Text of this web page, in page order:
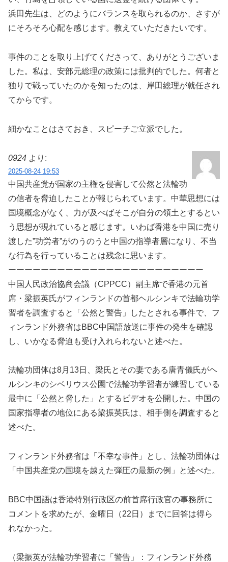
浜田先生は、どのようにバランスを取られるのか、さすが
にそろそろ心配を感じます。教えていただきたいです。
事件のことを取り上げてくださって、ありがとうございま
した。私は、安部元総理の政策には批判的でした。何者と
独りで戦っていたのかを知ったのは、岸田総理が就任され
てからです。
細かなことはさておき、スピーチご立派でした。
0924 より:
2025-08-24 19:53
中国共産党が国家の主権を侵害して公然と法輪功
の信者を脅迫したことが報じられています。中華思想には
国境概念がなく、力が及べばそこが自分の領土とするとい
う思想が現れていると感じます。いわば香港を中国に売り
渡した”功労者”がのうのうと中国の指導者層になり、不当
な行為を行っていることは残念に思います。
ーーーーーーーーーーーーーーーーーーーーーーーー
中国人民政治協商会議（CPPCC）副主席で香港の元首
席・梁振英氏がフィンランドの首都ヘルシンキで法輪功学
習者を調査すると「公然と警告」したとされる事件で、フ
ィンランド外務省はBBC中国語放送に事件の発生を確認
し、いかなる脅迫も受け入れられないと述べた。
法輪功団体は8月13日、梁氏とその妻である唐青儀氏がヘ
ルシンキのシベリウス公園で法輪功学習者が練習している
最中に「公然と脅した」とするビデオを公開した。中国の
国家指導者の地位にある梁振英氏は、相手側を調査すると
述べた。
フィンランド外務省は「不幸な事件」とし、法輪功団体は
「中国共産党の国境を越えた弾圧の最新の例」と述べた。
BBC中国語は香港特別行政区の前首席行政官の事務所に
コメントを求めたが、金曜日（22日）までに回答は得ら
れなかった。
（梁振英が法輪功学習者に「警告」：フィンランド外務